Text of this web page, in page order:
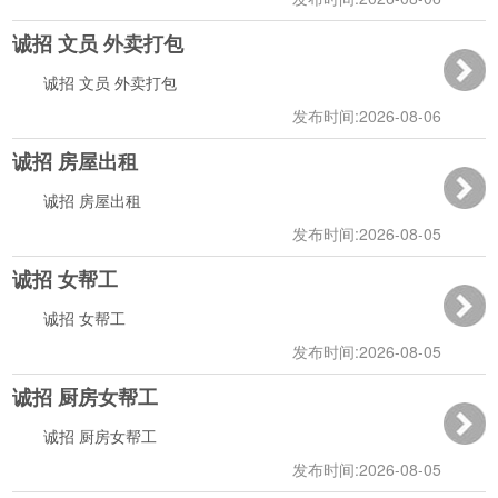
诚招 文员 外卖打包
发布时间:2026-08-06
诚招 文员 外卖打包
诚招 房屋出租
发布时间:2026-08-05
诚招 房屋出租
诚招 女帮工
发布时间:2026-08-05
诚招 女帮工
诚招 厨房女帮工
发布时间:2026-08-05
诚招 厨房女帮工